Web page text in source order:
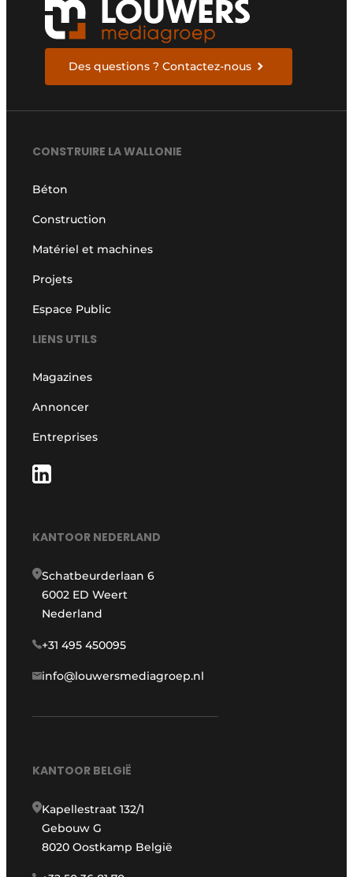
Des questions ? Contactez-nous
CONSTRUIRE LA WALLONIE
Béton
Construction
Matériel et machines
Projets
Espace Public
LIENS UTILS
Magazines
Annoncer
Entreprises
KANTOOR NEDERLAND
Schatbeurderlaan 6
6002 ED Weert
Nederland
+31 495 450095
info@louwersmediagroep.nl
KANTOOR BELGIË
Kapellestraat 132/1
Gebouw G
8020 Oostkamp België